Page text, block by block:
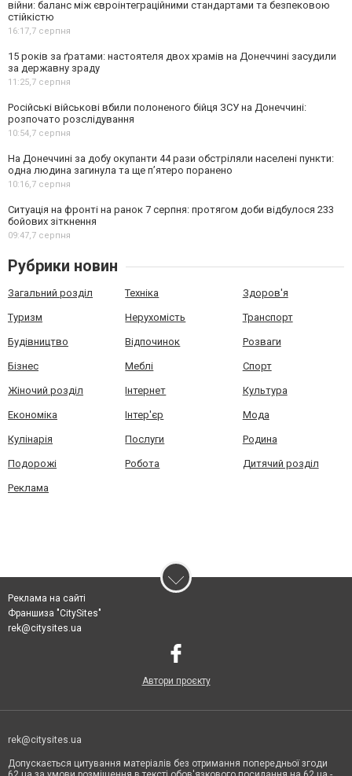
війни: баланс між євроінтеграційними стандартами та безпековою
стійкістю
16:17,7 серпня
15 років за ґратами: настоятеля двох храмів на Донеччині засудили
за державну зраду
11:25,7 серпня
Російські військові вбили полоненого бійця ЗСУ на Донеччині:
розпочато розслідування
10:54,7 серпня
На Донеччині за добу окупанти 44 рази обстріляли населені пункти:
одна людина загинула та ще пʼятеро поранено
10:16,7 серпня
Ситуація на фронті на ранок 7 серпня: протягом доби відбулося 233
бойових зіткнення
09:47,7 серпня
Рубрики новин
Загальний розділ Техніка Здоров'я
Туризм Нерухомість Транспорт
Будівництво Відпочинок Розваги
Бізнес Меблі Спорт
Жіночий розділ Інтернет Культура
Економіка Інтер'єр Мода
Кулінарія Послуги Родина
Подорожі Робота Дитячий розділ
Реклама
Реклама на сайті
Франшиза "CitySites"
rek@citysites.ua
Автори проєкту
rek@citysites.ua
Допускається цитування матеріалів без отримання попередньої згоди